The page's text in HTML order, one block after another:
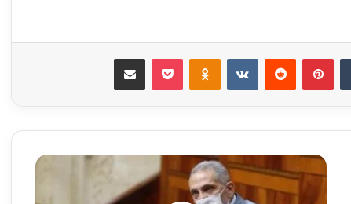
بينتيريست Odnoklassniki
‫Pocket مشاركة عبر البريد
العلمي
يتأسف
لاستيراد